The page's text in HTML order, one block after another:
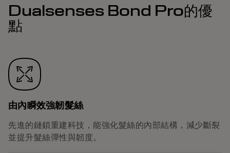
Dualsenses Bond Pro的優
點
由內瞬效強韌髮絲
先進的鏈鎖重建科技，能強化髮絲的內部結構，減少斷裂
並提升髮絲彈性與韌度。